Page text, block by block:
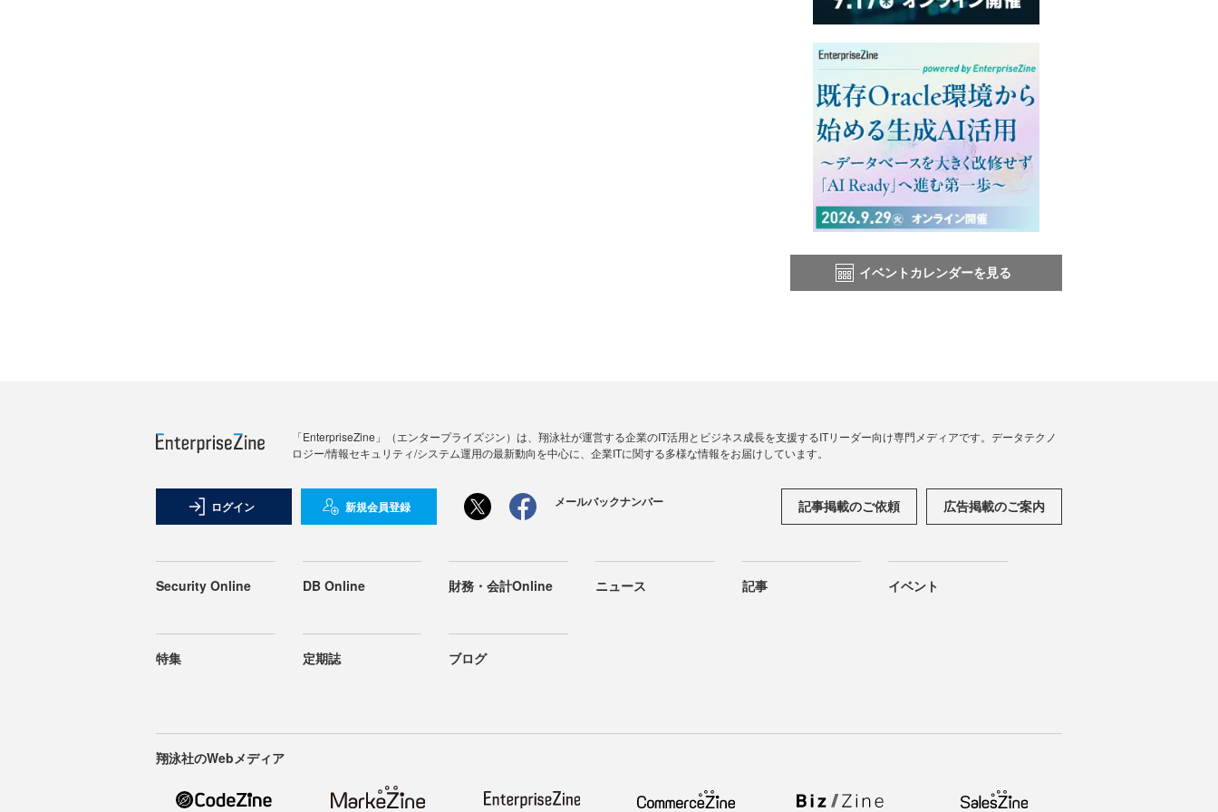
イベントカレンダーを見る
「EnterpriseZine」（エンタープライズジン）は、翔泳社が運営する企業のIT活用とビジネス成長を支援するITリーダー向け専門メディアです。データテクノ
ロジー/情報セキュリティ/システム運用の最新動向を中心に、企業ITに関する多様な情報をお届けしています。
ログイン 新規会員登録 メールバックナンバー 記事掲載のご依頼 広告掲載のご案内
Security Online DB Online 財務・会計Online ニュース 記事 イベント
特集 定期誌 ブログ
翔泳社のWebメディア